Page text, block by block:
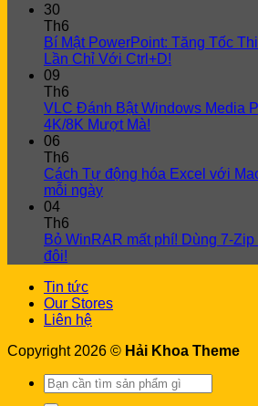
30
Th6
Bí Mật PowerPoint: Tăng Tốc
Lần Chỉ Với Ctrl+D!
09
Th6
VLC Đánh Bật Windows Media
4K/8K Mượt Mà!
06
Th6
Cách Tự động hóa Excel với
mỗi ngày
04
Th6
Bỏ WinRAR mất phí! Dùng 7-
đôi!
Tin tức
Our Stores
Liên hệ
Copyright 2026 © Hải Khoa Theme
Search
for: